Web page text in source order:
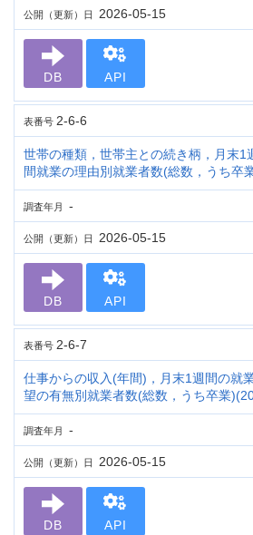
公開（更新）日 2026-05-15
DB API
表番号 2-6-6
世帯の種類，世帯主との続き柄，月末1
間就業の理由別就業者数(総数，うち卒
調査年月 -
公開（更新）日 2026-05-15
DB API
表番号 2-6-7
仕事からの収入(年間)，月末1週間の就
望の有無別就業者数(総数，うち卒業
調査年月 -
公開（更新）日 2026-05-15
DB API